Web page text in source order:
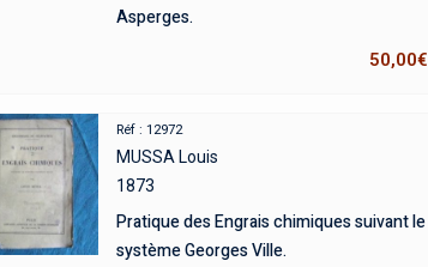
Asperges.
50,00€
Réf : 12972
MUSSA Louis
1873
Pratique des Engrais chimiques suivant le
système Georges Ville.